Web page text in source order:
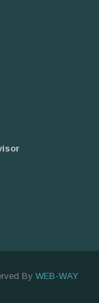
ByWEB-WAY